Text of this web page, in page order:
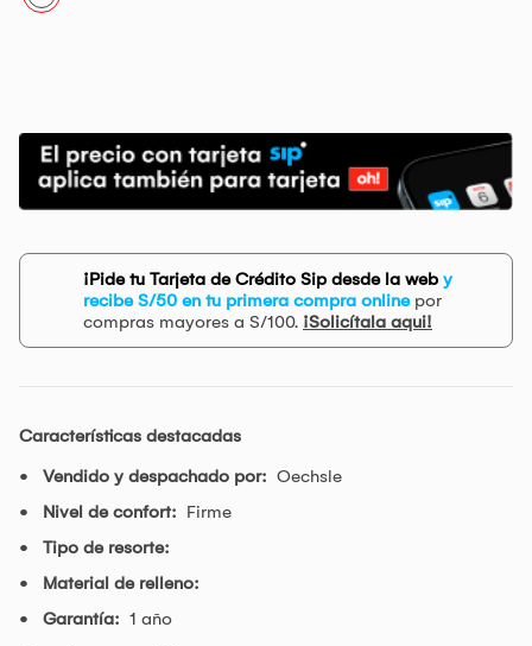
¡Pide tu Tarjeta de Crédito Sip desde la web y
recibe S/50 en tu primera compra onlinepor
compras mayores a S/100. ¡Solicítala aqui!
Características destacadas
Vendido y despachado por: Oechsle
Nivel de confort: Firme
Tipo de resorte:
Material de relleno:
Garantía: 1 año